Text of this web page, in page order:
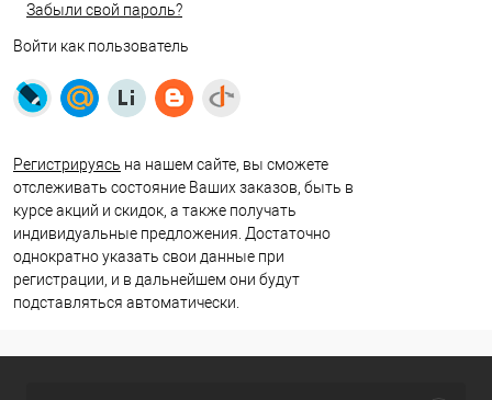
Забыли свой пароль?
Войти как пользователь
Регистрируясь на нашем сайте, вы сможете
отслеживать состояние Ваших заказов, быть в
курсе акций и скидок, а также получать
индивидуальные предложения. Достаточно
однократно указать свои данные при
регистрации, и в дальнейшем они будут
подставляться автоматически.